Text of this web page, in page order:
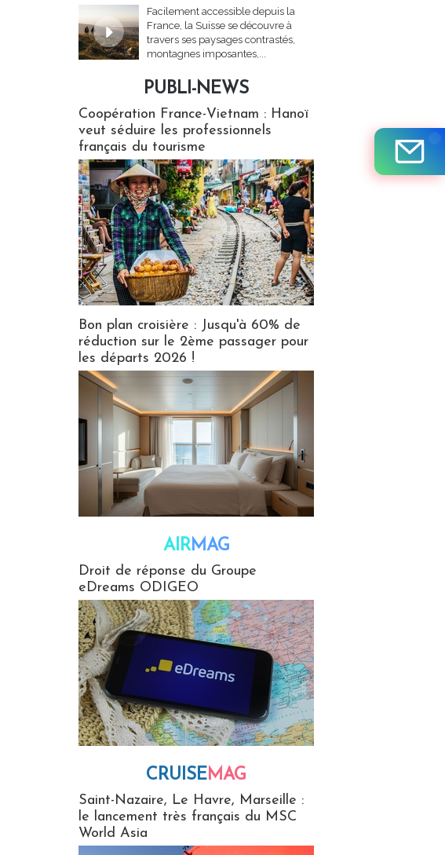
Facilement accessible depuis la
France, la Suisse se découvre à
travers ses paysages contrastés,
montagnes imposantes,...
PUBLI-NEWS
Coopération France-Vietnam : Hanoï
veut séduire les professionnels
français du tourisme
Bon plan croisière : Jusqu'à 60% de
réduction sur le 2ème passager pour
les départs 2026 !
AIRMAG
Droit de réponse du Groupe
eDreams ODIGEO
CRUISEMAG
Saint-Nazaire, Le Havre, Marseille :
le lancement très français du MSC
World Asia